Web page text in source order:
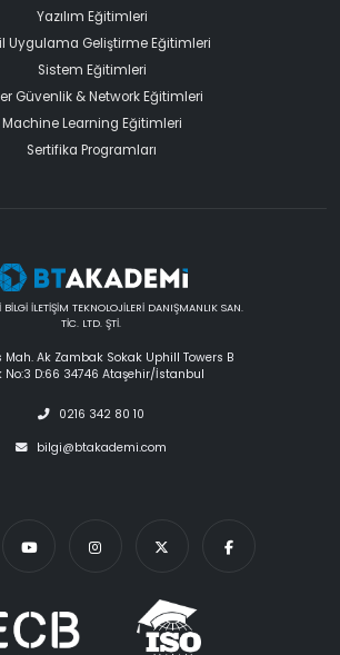
Yazılım Eğitimleri
Uygulama Geliştirme Eğitimleri
Sistem Eğitimleri
Güvenlik & Network Eğitimleri
Machine Learning Eğitimleri
Sertifika Programları
İLETİŞİM TEKNOLOJİLERİ DANIŞMANLIK SAN.
TİC. LTD. ŞTİ.
Mah. Ak Zambak Sokak Uphill Towers B
No:3 D:66 34746 Ataşehir/İstanbul
0216 342 80 10
bilgi@btakademi.com